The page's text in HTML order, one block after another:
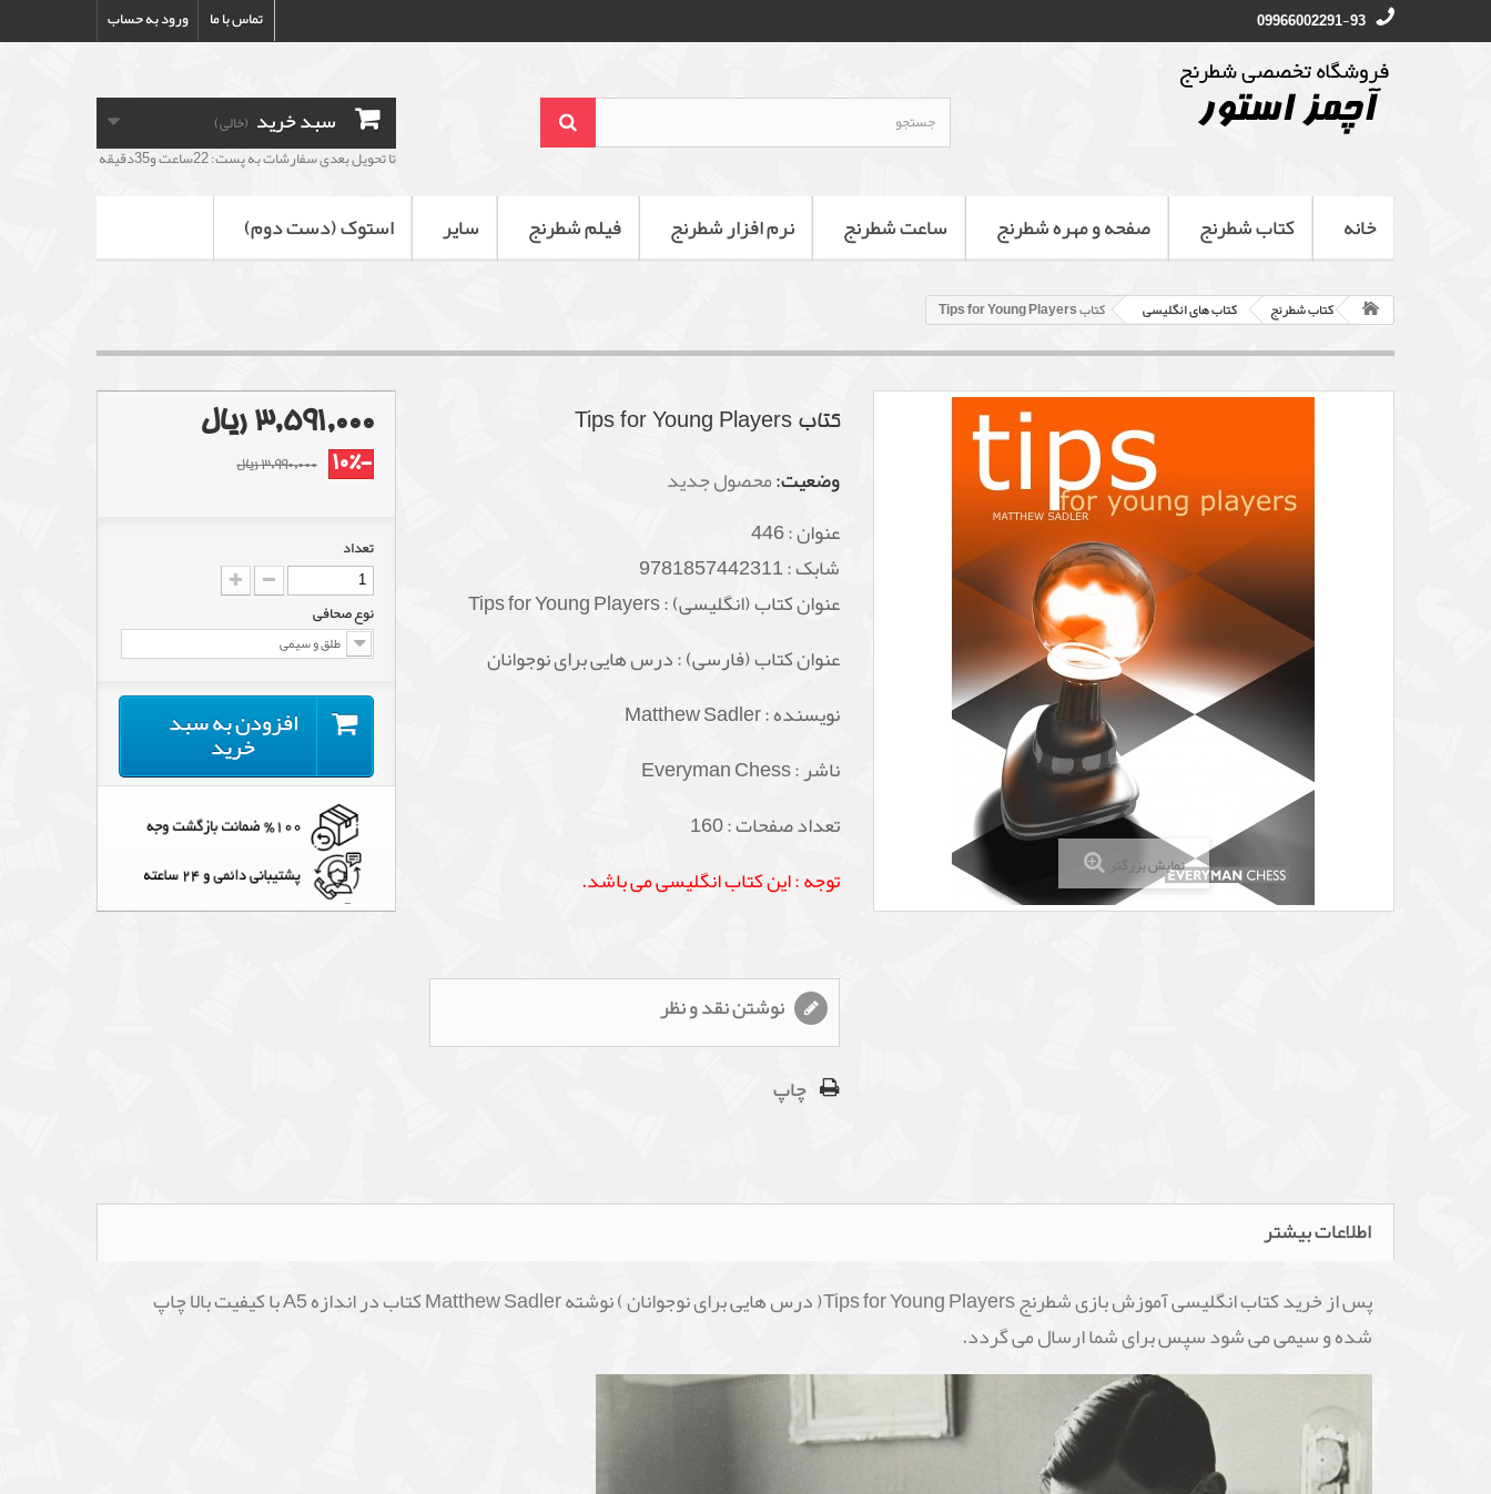
ورود به حساب تماس با ما 09966002291-93
سبد خرید (خالی)
تا تحویل بعدی سفارشات به پست: 22ساعت و35دقیقه
خانه کتاب شطرنج صفحه و مهره شطرنج ساعت شطرنج نرم افزار شطرنج فیلم شطرنج سایر استوک (دست دوم)
کتاب شطرنج کتاب های انگلیسی کتاب Tips for Young Players
نمایش بزرگتر
کتاب Tips for Young Players
وضعیت:محصول جدید
عنوان :446
شابک :9781857442311
عنوان کتاب (انگلیسی) : Tips for Young Players
عنوان کتاب (فارسی) : درس هایی برای نوجوانان
نویسنده : Matthew Sadler
ناشر : Everyman Chess
تعداد صفحات : 160
توجه : این کتاب انگلیسی می باشد.
نوشتن نقد و نظر
چاپ
3,591,000 ریال
-10% 3,990,000 ریال
تعداد
نوع صحافی
طلق و سیمی
افزودن به سبد
خرید
اطلاعات بیشتر
پس از خرید کتاب انگلیسی آموزش بازی شطرنج Tips for Young Players( درس هایی برای نوجوانان ) نوشته Matthew Sadler کتاب در اندازه A5 با کیفیت بالا چاپ
شده و سیمی می شود سپس برای شما ارسال می گردد.